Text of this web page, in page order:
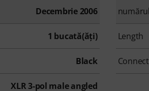
Decembrie 2006
1 bucată(ăţi) Length
Black
XLR 3-pol male angled